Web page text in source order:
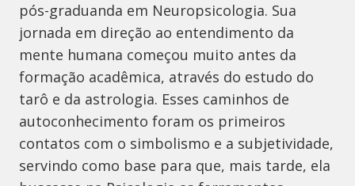
pós-graduanda em Neuropsicologia. Sua
jornada em direção ao entendimento da
mente humana começou muito antes da
formação acadêmica, através do estudo do
tarô e da astrologia. Esses caminhos de
autoconhecimento foram os primeiros
contatos com o simbolismo e a subjetividade,
servindo como base para que, mais tarde, ela